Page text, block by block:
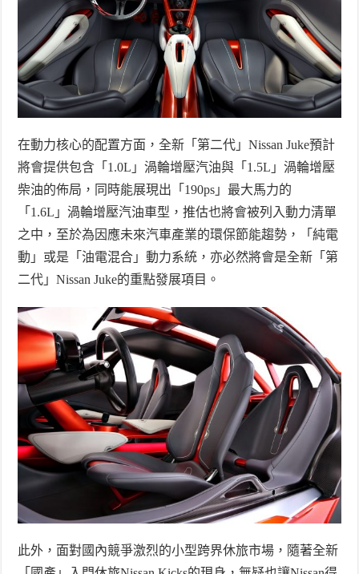
在動力核心的配置方面，全新「第二代」Nissan Juke預計
將會提供包含「 1.0L 」渦輪增壓汽油與「 1.5L 」渦輪增壓
柴油的佈局，同時能展現出「 190ps 」最大馬力的
「 1.6L 」渦輪增壓汽油車型，推估也將會被列入動力清單
之中，至於為因應未來汽車產業的環保節能趨勢，「純電
動」或是「油電混合」動力系統，亦必然將會是全新「第
二代」Nissan Juke的重點發展項目。
此外，面對國內競爭激烈的小型跨界休旅市場，隨著全新